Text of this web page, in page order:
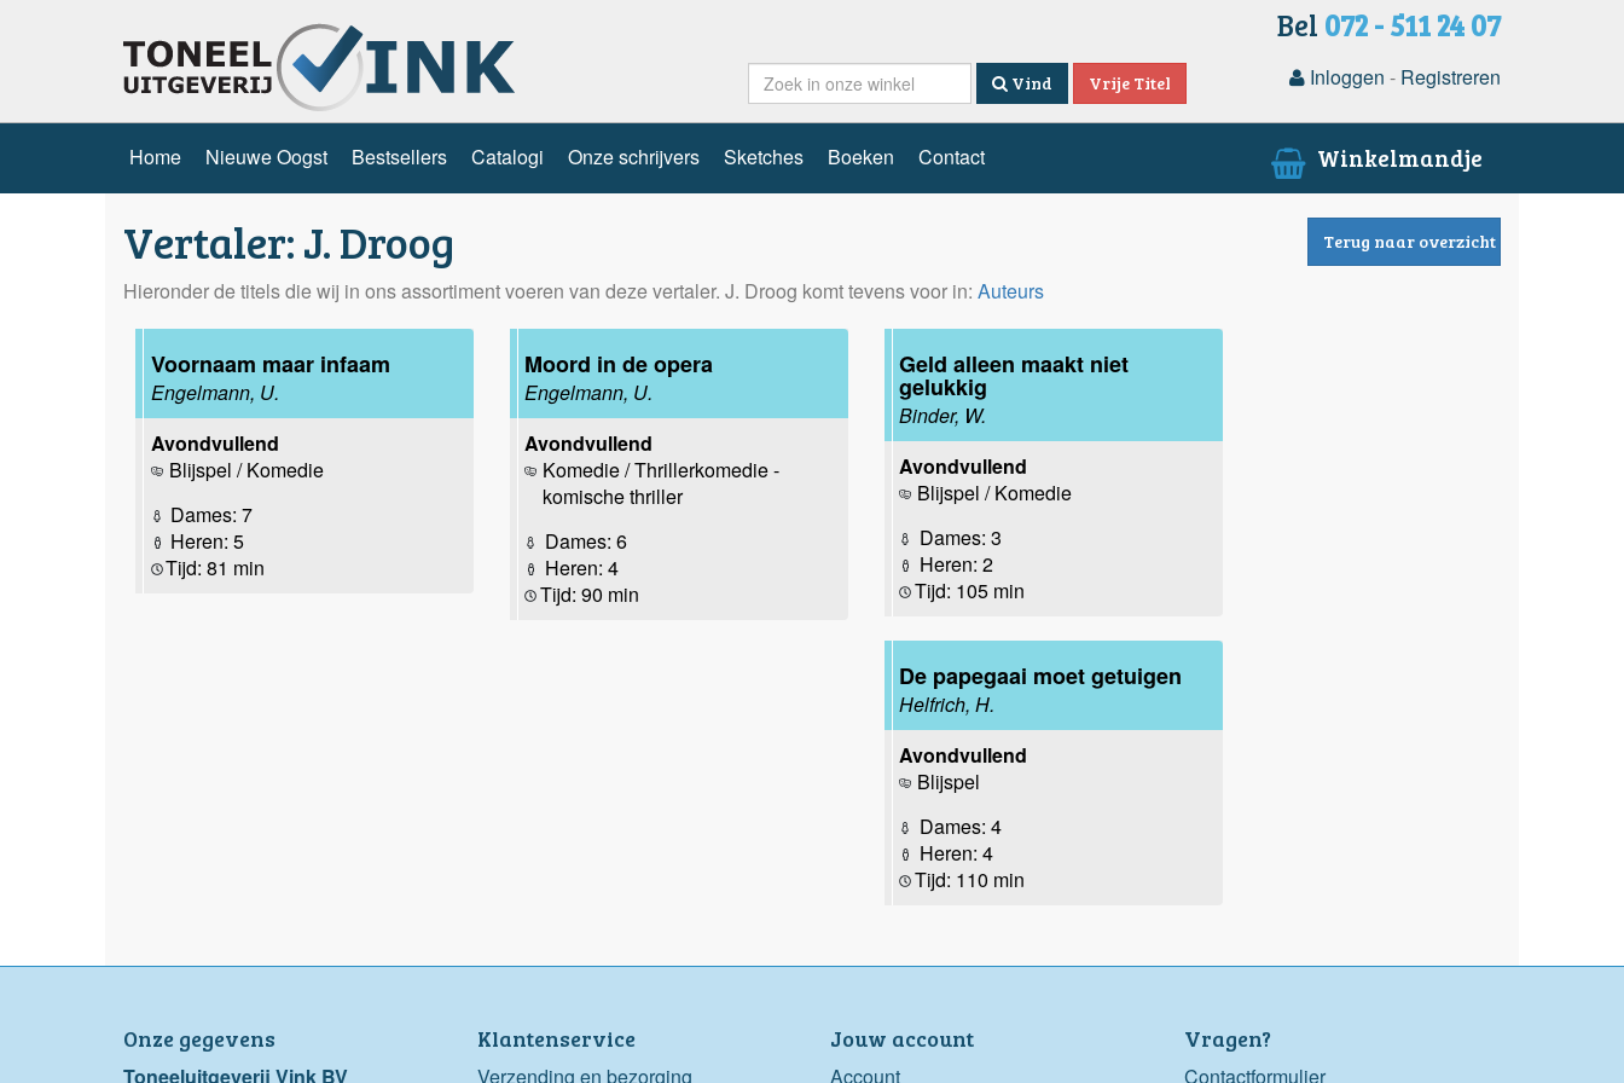
Bel 072 - 511 24 07
Vind Vrije Titel Inloggen - Registreren
Home Nieuwe Oogst Bestsellers Catalogi Onze schrijvers Sketches Boeken Contact Winkelmandje
Vertaler: J. Droog Terug naar overzicht
Hieronder de titels die wij in ons assortiment voeren van deze vertaler. J. Droog komt tevens voor in: Auteurs
Voornaam maar infaam
Engelmann, U.
Avondvullend
Blijspel / Komedie
Dames: 7
Heren: 5
Tijd: 81 min
Moord in de opera
Engelmann, U.
Avondvullend
Komedie / Thrillerkomedie -
komische thriller
Dames: 6
Heren: 4
Tijd: 90 min
Geld alleen maakt niet
gelukkig
Binder, W.
Avondvullend
Blijspel / Komedie
Dames: 3
Heren: 2
Tijd: 105 min
De papegaai moet getuigen
Helfrich, H.
Avondvullend
Blijspel
Dames: 4
Heren: 4
Tijd: 110 min
Onze gegevens
Toneeluitgeverij Vink BV
Klantenservice
Verzending en bezorging
Jouw account
Account
Vragen?
Contactformulier